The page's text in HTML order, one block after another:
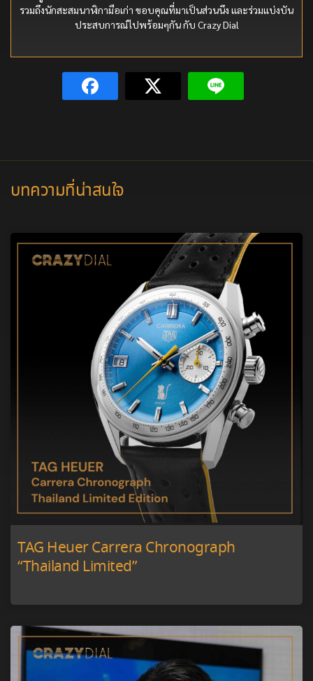
รวมถึงนักสะสมนาฬิกามือเก่า ขอบคุณที่มาเป็นส่วนนึง และร่วมแบ่งบัน
ประสบการณ์ไปพร้อมๆกัน กับ Crazy Dial
บทความที่น่าสนใจ
TAG Heuer Carrera Chronograph
“Thailand Limited”